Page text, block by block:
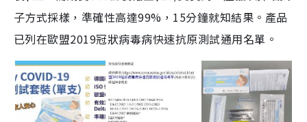
子方式採樣，準確性高達99%，15分鐘就知結果。產品
已列在歐盟2019冠狀病毒病快速抗原測試通用名單。